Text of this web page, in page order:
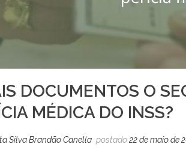
DOCUMENTOS O
MÉDICA DO INSS?
Silva Brandão Canella postado22 de maio de